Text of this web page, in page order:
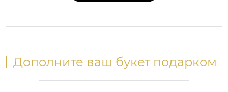
Дополните ваш букет подарком